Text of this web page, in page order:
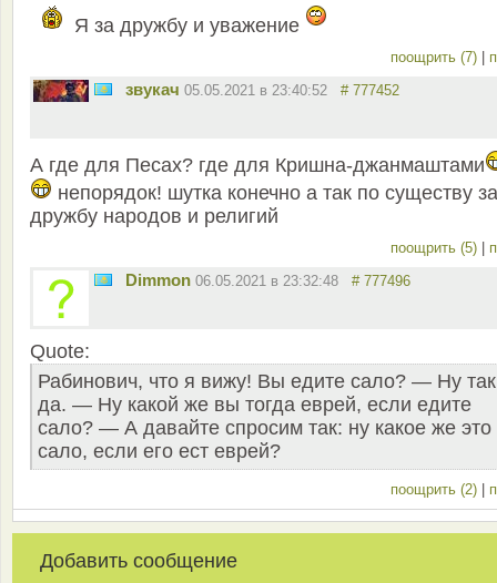
Я за дружбу и уважение
поощрить (7)
звукач 05.05.2021 в 23:40:52 # 777452
А где для Песах? где для Кришна-джанмаштами
непорядок! шутка конечно а так по существу за
дружбу народов и религий
поощрить (5)
Dimmon 06.05.2021 в 23:32:48 # 777496
Quote:
Рабинович, что я вижу! Вы едите сало? — Ну
да. — Ну какой же вы тогда еврей, если едите
сало? — А давайте спросим так: ну какое же это
сало, если его ест еврей?
поощрить (2)
Добавить сообщение